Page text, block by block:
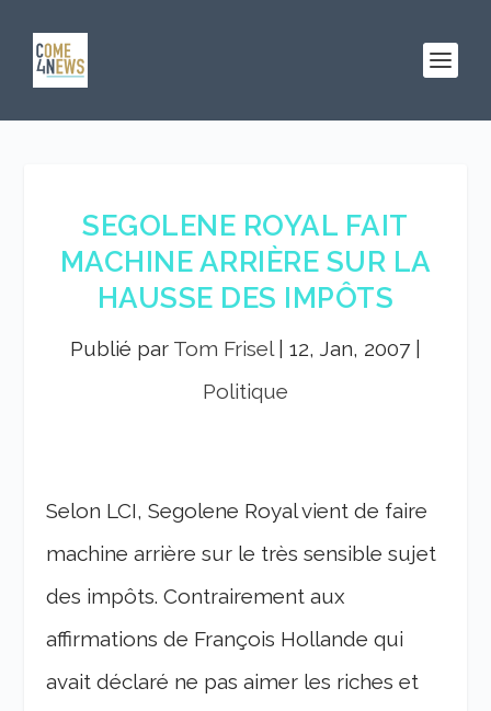
SEGOLENE ROYAL FAIT
MACHINE ARRIÈRE SUR LA
HAUSSE DES IMPÔTS
Publié par Tom Frisel| 12, Jan, 2007
Politique
Selon LCI, Segolene Royal vient de faire
machine arrière sur le très sensible sujet
des impôts. Contrairement aux
affirmations de François Hollande qui
avait déclaré ne pas aimer les riches et